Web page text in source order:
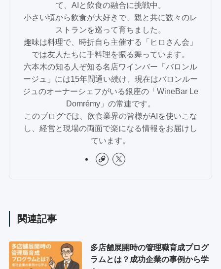
て、AIと飲食の融合に挑戦中。
小さい頃から飲食が大好きで、親と共に数々のレ
ストランを巡って育ちました。
趣味は料理で、時折自ら主催する「ヒロさん会」
では友人たちに手料理を振る舞っています。
六本木の知る人ぞ知る名店ワインバー「バロンル
ージュ」には15年間通い続け、現在はバロンルー
ジュのオーナーシェフがいる銀座の「WineBar Le
Domrémy」の常連です。
このブログでは、飲食業界の皆様がAIを使いこな
し、経営と現場の両面で楽になる情報をお届けし
ています。
関連記事
多店舗展開時の管理職育成プログ
ラムとは？成功企業の事例から学